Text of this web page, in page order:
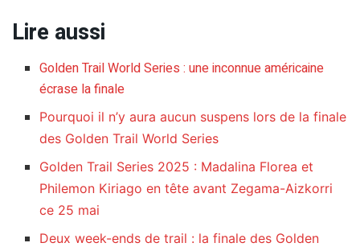
Lire aussi
Golden Trail World Series : une inconnue américaine
écrase la finale
Pourquoi il n’y aura aucun suspens lors de la finale
des Golden Trail World Series
Golden Trail Series 2025 : Madalina Florea et
Philemon Kiriago en tête avant Zegama-Aizkorri
ce 25 mai
Deux week-ends de trail : la finale des Golden